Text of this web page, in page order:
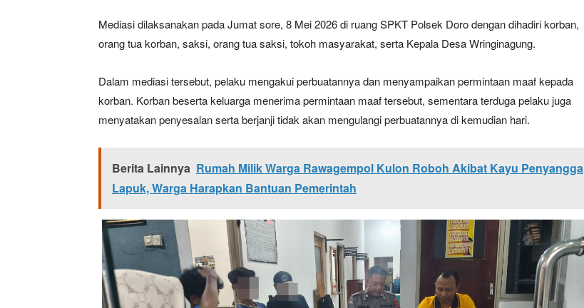
Mediasi dilaksanakan pada Jumat sore, 8 Mei 2026 di ruang SPKT Polsek Doro dengan dihadiri korban,
orang tua korban, saksi, orang tua saksi, tokoh masyarakat, serta Kepala Desa Wringinagung.
Dalam mediasi tersebut, pelaku mengakui perbuatannya dan menyampaikan permintaan maaf kepada
korban. Korban beserta keluarga menerima permintaan maaf tersebut, sementara terduga pelaku juga
menyatakan penyesalan serta berjanji tidak akan mengulangi perbuatannya di kemudian hari.
Berita Lainnya Rumah Milik Warga Rawagempol Kulon Roboh Akibat Kayu Penyangga
Lapuk, Warga Harapkan Bantuan Pemerintah